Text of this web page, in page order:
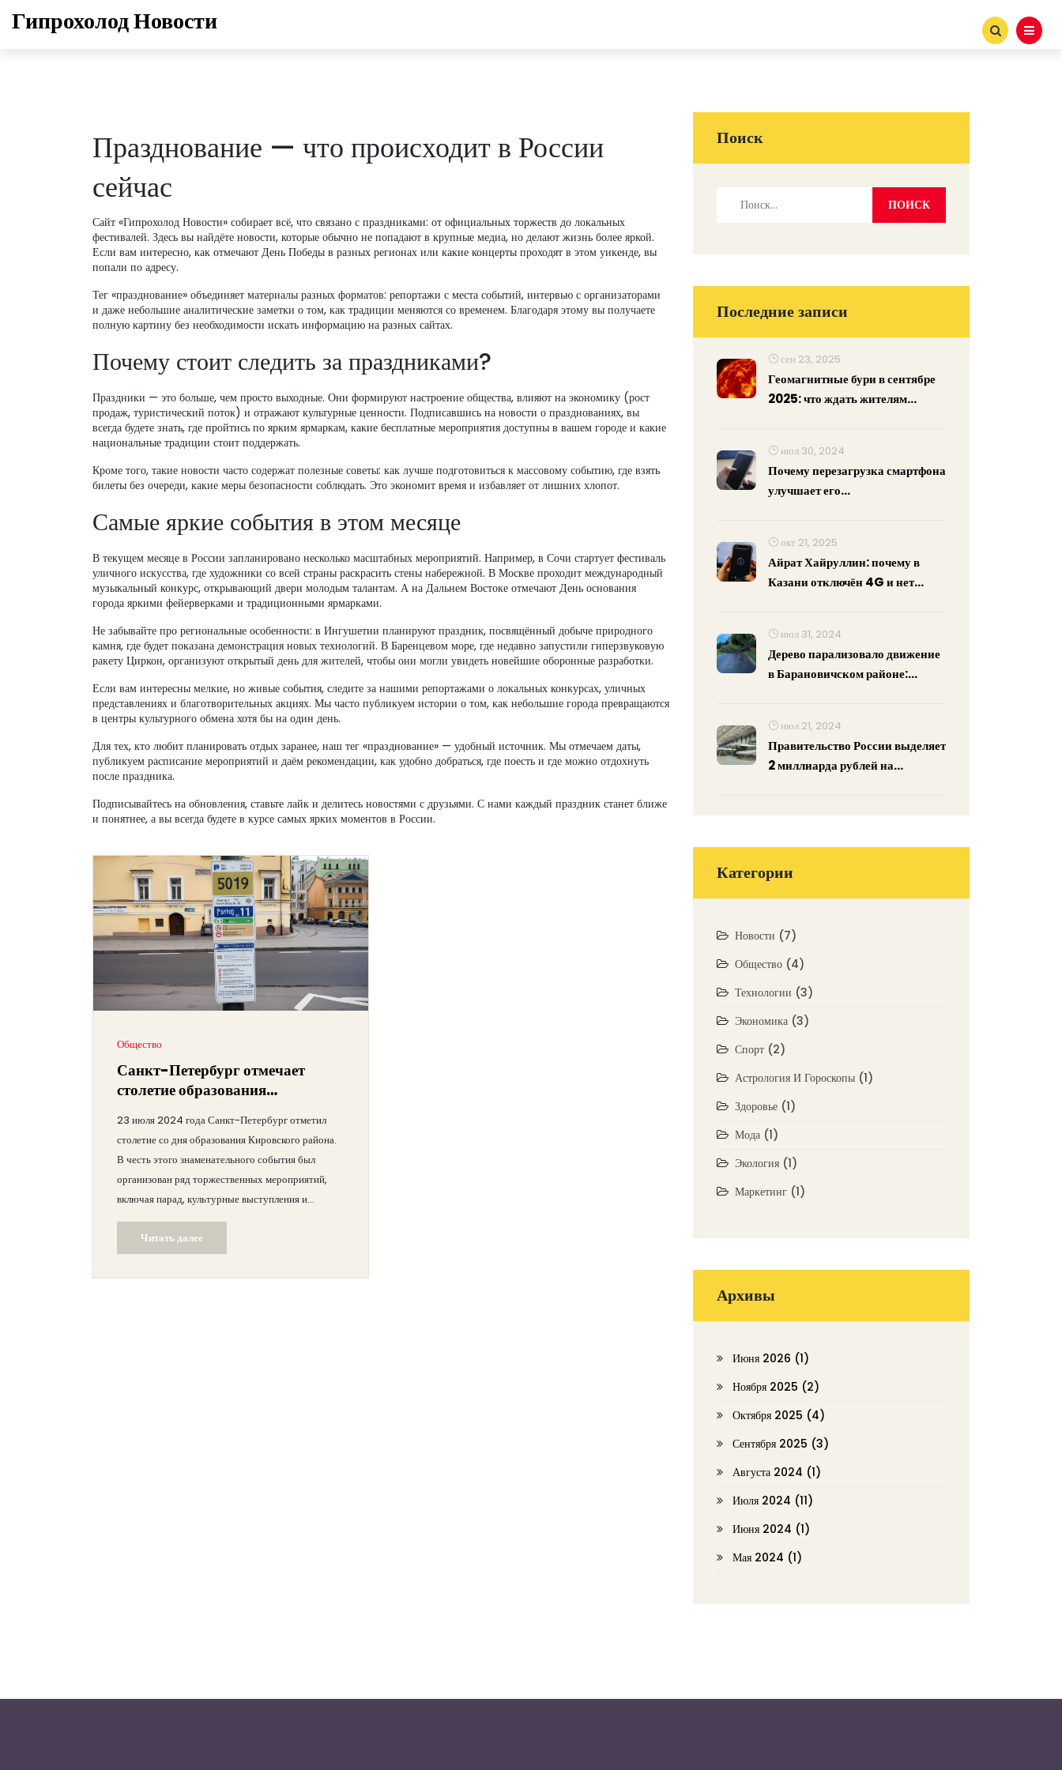
Гипрохолод Новости
Празднование — что происходит в России
сейчас
Сайт «Гипрохолод Новости» собирает всё, что связано с праздниками: от официальных торжеств до локальных
фестивалей. Здесь вы найдёте новости, которые обычно не попадают в крупные медиа, но делают жизнь более яркой.
Если вам интересно, как отмечают День Победы в разных регионах или какие концерты проходят в этом уикенде, вы
попали по адресу.
Тег «празднование» объединяет материалы разных форматов: репортажи с места событий, интервью с организаторами
и даже небольшие аналитические заметки о том, как традиции меняются со временем. Благодаря этому вы получаете
полную картину без необходимости искать информацию на разных сайтах.
Почему стоит следить за праздниками?
Праздники — это больше, чем просто выходные. Они формируют настроение общества, влияют на экономику (рост
продаж, туристический поток) и отражают культурные ценности. Подписавшись на новости о празднованиях, вы
всегда будете знать, где пройтись по ярким ярмаркам, какие бесплатные мероприятия доступны в вашем городе и какие
национальные традиции стоит поддержать.
Кроме того, такие новости часто содержат полезные советы: как лучше подготовиться к массовому событию, где взять
билеты без очереди, какие меры безопасности соблюдать. Это экономит время и избавляет от лишних хлопот.
Самые яркие события в этом месяце
В текущем месяце в России запланировано несколько масштабных мероприятий. Например, в Сочи стартует фестиваль
уличного искусства, где художники со всей страны раскрасить стены набережной. В Москве проходит международный
музыкальный конкурс, открывающий двери молодым талантам. А на Дальнем Востоке отмечают День основания
города яркими фейерверками и традиционными ярмарками.
Не забывайте про региональные особенности: в Ингушетии планируют праздник, посвящённый добыче природного
камня, где будет показана демонстрация новых технологий. В Баренцевом море, где недавно запустили гиперзвуковую
ракету Циркон, организуют открытый день для жителей, чтобы они могли увидеть новейшие оборонные разработки.
Если вам интересны мелкие, но живые события, следите за нашими репортажами о локальных конкурсах, уличных
представлениях и благотворительных акциях. Мы часто публикуем истории о том, как небольшие города превращаются
в центры культурного обмена хотя бы на один день.
Для тех, кто любит планировать отдых заранее, наш тег «празднование» — удобный источник. Мы отмечаем даты,
публикуем расписание мероприятий и даём рекомендации, как удобно добраться, где поесть и где можно отдохнуть
после праздника.
Подписывайтесь на обновления, ставьте лайк и делитесь новостями с друзьями. С нами каждый праздник станет ближе
и понятнее, а вы всегда будете в курсе самых ярких моментов в России.
Общество
Санкт-Петербург отмечает
столетие образования
23 июля 2024 года Санкт-Петербург отметил
столетие со дня образования Кировского района.
В честь этого знаменательного события был
организован ряд торжественных мероприятий,
включая парад, культурные выступления и
исторические выставки. Мероприятия начались с
возложения цветов к мемориалу Кирова и
завершились грандиозным концертом местных
артистов.
Читать далее
Поиск
Последние записи
сен 23, 2025
Геомагнитные бури в сентябре
2025: что ждать жителям
июл 30, 2024
Почему перезагрузка смартфона
улучшает его
память
окт 21, 2025
Айрат Хайруллин: почему в
Казани отключён 4G и нет
июл 31, 2024
Дерево парализовало движение
в Барановичском районе:
июл 21, 2024
Правительство России выделяет
2 миллиарда рублей на
Категории
Новости (7)
Общество (4)
Технологии (3)
Экономика (3)
Спорт (2)
Астрология И Гороскопы (1)
Здоровье (1)
Мода (1)
Экология (1)
Маркетинг (1)
Архивы
Июня 2026 (1)
Ноября 2025 (2)
Октября 2025 (4)
Сентября 2025 (3)
Августа 2024 (1)
Июля 2024 (11)
Июня 2024 (1)
Мая 2024 (1)